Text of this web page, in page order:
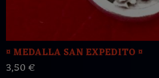
¤ MEDALLA SAN EXPEDITO ¤
3,50 €